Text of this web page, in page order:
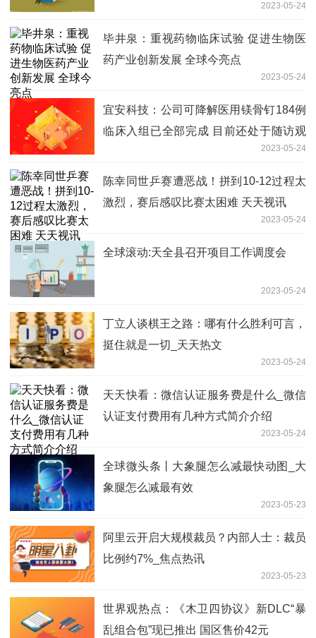
2023-05-24
毕井泉：重视药物临床试验 促进生物医
药产业创新发展 全球今亮点
2023-05-24
宜安科技：公司可降解医用镁骨钉184例
临床入组已全部完成 目前还处于随访观
2023-05-24
陈幸同世乒赛遭恶战！拼到10-12过程太
激烈，赛后感叹比赛太困难 天天视讯
2023-05-24
全球滚动:天全县召开项目工作调度会
2023-05-24
丁立人谈棋王之路：哪有什么胜利可言，
挺住就是一切_天天热文
2023-05-24
天天快看：微信认证服务费是什么_微信
认证支付费用有几种方式简介介绍
2023-05-24
全球微头条丨大象腿怎么减最快动图_大
象腿怎么减最有效
2023-05-23
阿里云开启大规模裁员？内部人士：裁员
比例约7%_焦点热讯
2023-05-23
世界观热点：《木卫四协议》新DLC“暴
乱组合包”现已推出 国区售价42元